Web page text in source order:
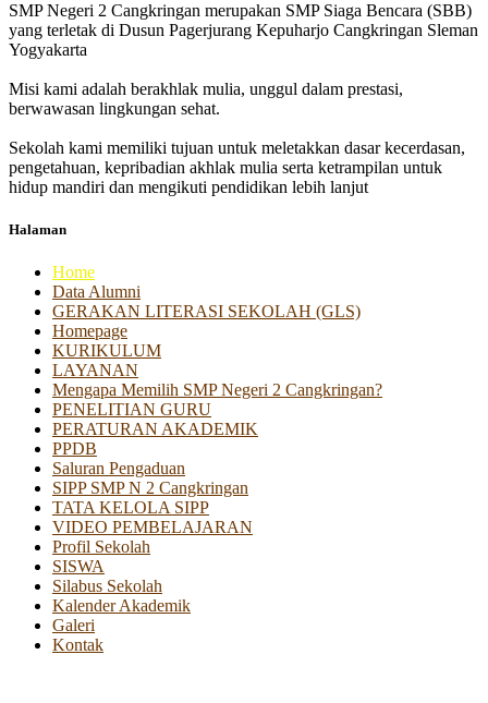
SMP Negeri 2 Cangkringan merupakan SMP Siaga Bencara (SBB)
yang terletak di Dusun Pagerjurang Kepuharjo Cangkringan Sleman
Yogyakarta
Misi kami adalah berakhlak mulia, unggul dalam prestasi,
berwawasan lingkungan sehat.
Sekolah kami memiliki tujuan untuk meletakkan dasar kecerdasan,
pengetahuan, kepribadian akhlak mulia serta ketrampilan untuk
hidup mandiri dan mengikuti pendidikan lebih lanjut
Halaman
Home
Data Alumni
GERAKAN LITERASI SEKOLAH (GLS)
Homepage
KURIKULUM
LAYANAN
Mengapa Memilih SMP Negeri 2 Cangkringan?
PENELITIAN GURU
PERATURAN AKADEMIK
PPDB
Saluran Pengaduan
SIPP SMP N 2 Cangkringan
TATA KELOLA SIPP
VIDEO PEMBELAJARAN
Profil Sekolah
SISWA
Silabus Sekolah
Kalender Akademik
Galeri
Kontak